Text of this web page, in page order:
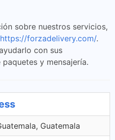
sobre nuestros servicios,
https://forzadelivery.com/.
con sus
y mensajería.
Guatemala